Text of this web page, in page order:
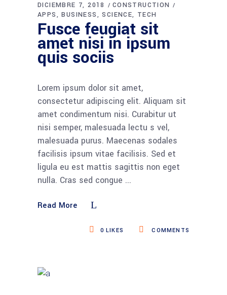
DICIEMBRE 7, 2018
CONSTRUCTION
APPS
BUSINESS SCIENCE TECH
Fusce feugiat sit
amet nisi in ipsum
quis sociis
Lorem ipsum dolor sit amet,
consectetur adipiscing elit. Aliquam sit
amet condimentum nisi. Curabitur ut
nisi semper, malesuada lectu s vel,
malesuada purus. Maecenas sodales
facilisis ipsum vitae facilisis. Sed et
ligula eu est mattis sagittis non eget
nulla. Cras sed congue
Read More
COMMENTS
0 LIKES